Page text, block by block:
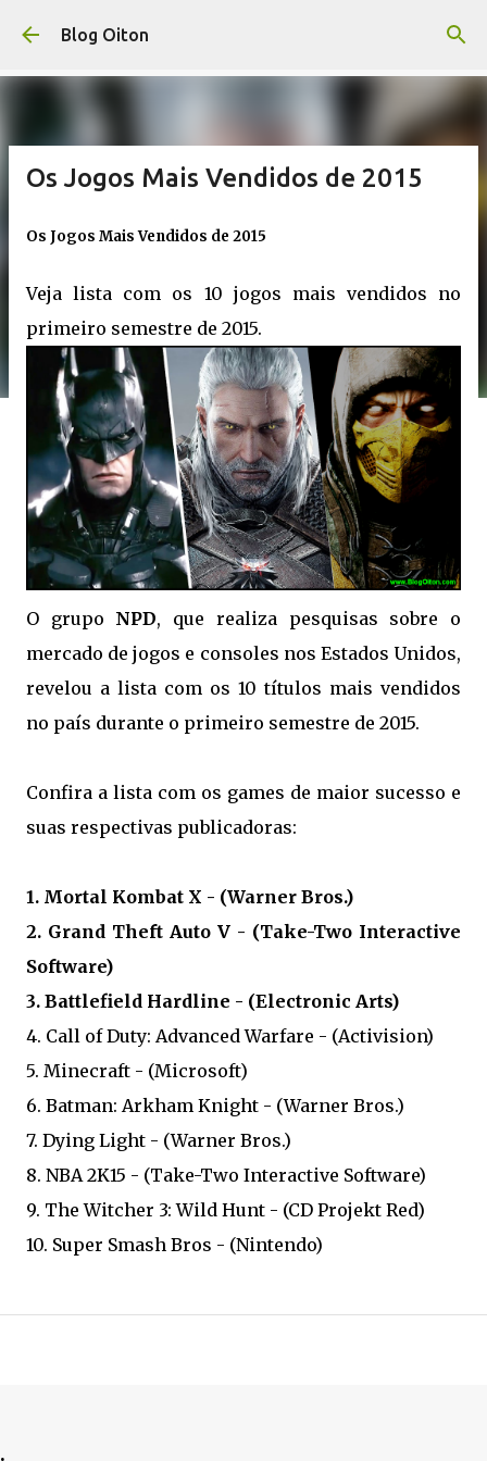
Pular para o conteúdo principal
Blog Oiton
Os Jogos Mais Vendidos de 2015
Os Jogos Mais Vendidos de 2015
Veja lista com os 10 jogos mais vendidos no
primeiro semestre de 2015.
O grupo NPD, que realiza pesquisas sobre o
mercado de jogos e consoles nos Estados Unidos,
revelou a lista com os 10 títulos mais vendidos
no país durante o primeiro semestre de 2015.
Confira a lista com os games de maior sucesso e
suas respectivas publicadoras:
1. Mortal Kombat X - (Warner Bros.)
2. Grand Theft Auto V - (Take-Two Interactive
Software)
3. Battlefield Hardline - (Electronic Arts)
4. Call of Duty: Advanced Warfare - (Activision)
5. Minecraft - (Microsoft)
6. Batman: Arkham Knight - (Warner Bros.)
7. Dying Light - (Warner Bros.)
8. NBA 2K15 - (Take-Two Interactive Software)
9. The Witcher 3: Wild Hunt - (CD Projekt Red)
10. Super Smash Bros - (Nintendo)
.